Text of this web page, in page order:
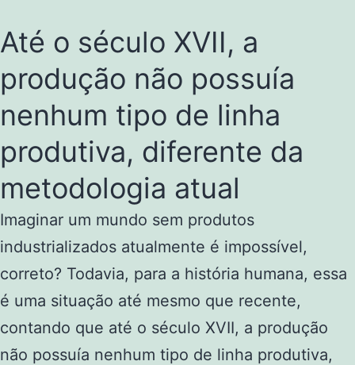
Até o século XVII, a
produção não possuía
nenhum tipo de linha
produtiva, diferente da
metodologia atual
Imaginar um mundo sem produtos
industrializados atualmente é impossível,
correto? Todavia, para a história humana, essa
é uma situação até mesmo que recente,
contando que até o século XVII, a produção
não possuía nenhum tipo de linha produtiva,